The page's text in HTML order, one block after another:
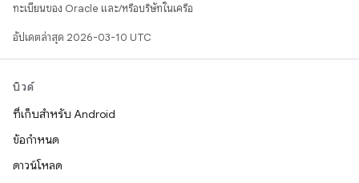
ทะเบียนของ Oracle และ/หรือบริษัทในเครือ
อัปเดตล่าสุด 2026-03-10 UTC
บิวด์
ที่เก็บสำหรับ Android
ข้อกำหนด
ดาวน์โหลด